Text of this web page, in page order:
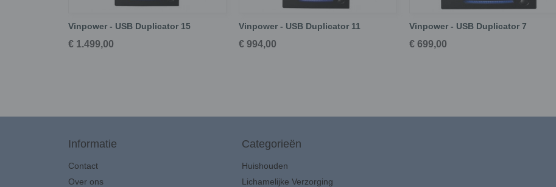
Vinpower - USB Duplicator 15
€ 1.499,00
Vinpower - USB Duplicator 11
€ 994,00
Vinpower - USB Duplicator 7
€ 699,00
Informatie
Contact
Over ons
Categorieën
Huishouden
Lichamelijke Verzorging